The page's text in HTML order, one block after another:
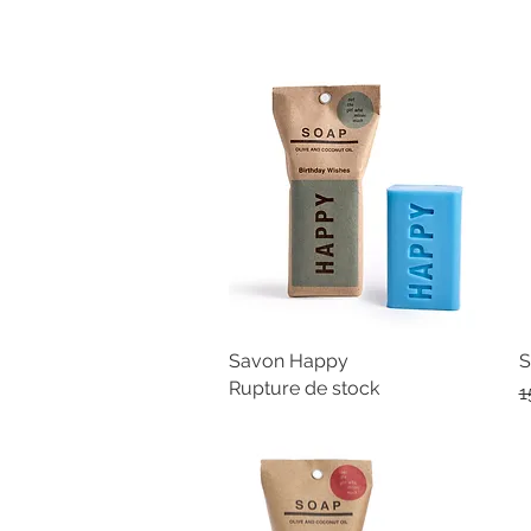
Aperçu rapide
Savon Happy
Rupture de stock